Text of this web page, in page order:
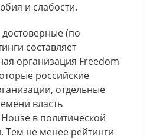
и слабости.
(по
составляет
организация Freedom
российские
отдельные
власть
в политической
Тем не менее рейтинги